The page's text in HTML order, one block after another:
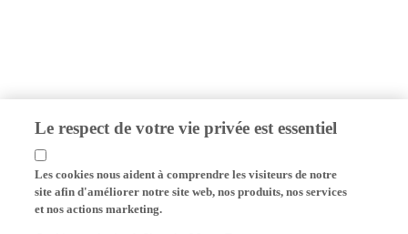
Le respect de votre vie privée est essentiel
Les cookies nous aident à comprendre les visiteurs de notre
site afin d'améliorer notre site web, nos produits, nos services
et nos actions marketing.